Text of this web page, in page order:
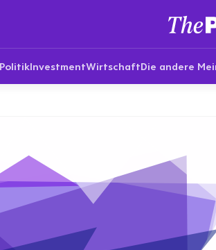
PolitikInvestmentWirtschaftDie andere